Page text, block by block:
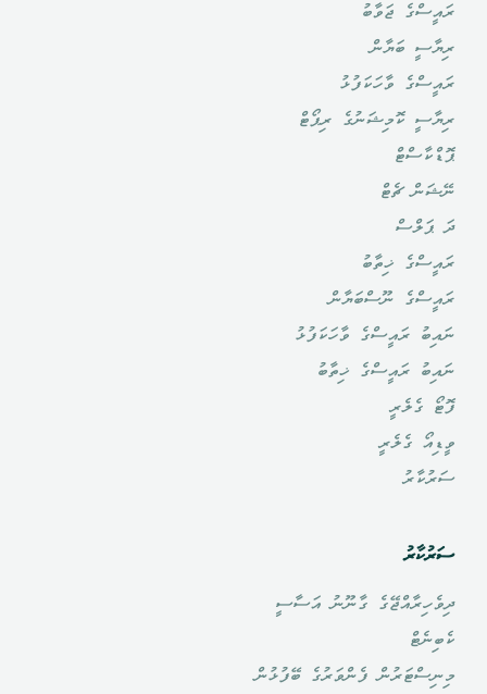
ރައީސްގެ ޖަވާބު
ރިޔާސީ ބަޔާން
ރައީސްގެ ވާހަކަފުޅު
ރިޔާސީ ކޮމިޝަނުގެ ރިޕޯޓް
ޕޮޑްކާސްޓް
ނޭޝަން ޗެޓް
ދަ ޕަލްސް
ރައީސްގެ ޚިތާބު
ރައީސްގެ ނޫސްބަޔާން
ނައިބު ރައީސްގެ ވާހަކަފުޅު
ނައިބު ރައީސްގެ ޚިތާބު
ފޮޓޯ ގެލެރީ
ވީޑިއޯ ގެލެރީ
ސަރުކާރު
ސަރުކާރު
ދިވެހިރާއްޖޭގެ ގާނޫނު އަސާސީ
ކެބިނެޓް
މިނިސްޓަރުން ފެންވަރުގެ ބޭފުޅުން